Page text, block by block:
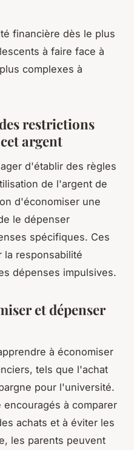
financière dès le plus
à faire face à
complexes à
restrictions
argent
d'établir des règles
de l'argent de
d'économiser une
le dépenser
spécifiques. Ces
la responsabilité
dépenses impulsives.
et dépenser
à économiser
tels que l'achat
pour l'université.
à comparer
achats et à éviter les
les parents peuvent